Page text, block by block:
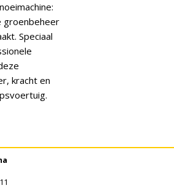
groenbeheer
Speciaal
kracht en